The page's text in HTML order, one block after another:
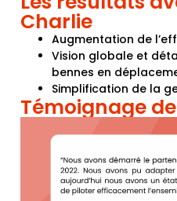
Charlie
Augmentation de
Vision globale et
bennes en
Simplification de la
Témoignage